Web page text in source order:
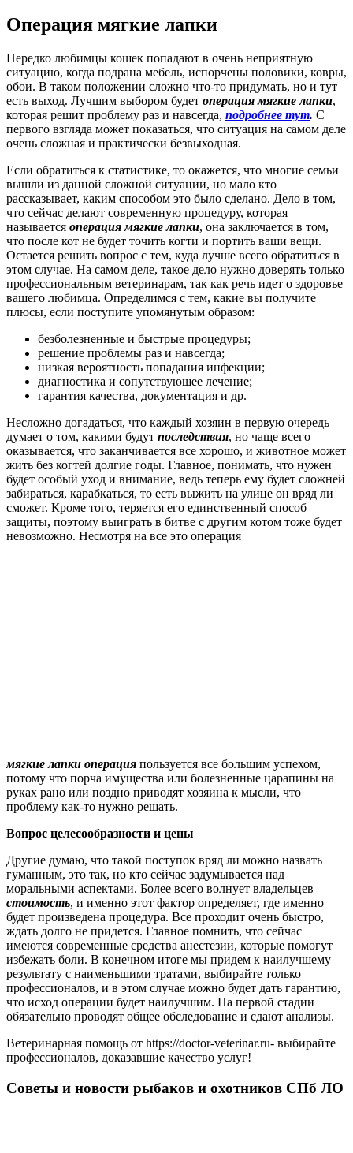
Операция мягкие лапки
Нередко любимцы кошек попадают в очень неприятную
ситуацию, когда подрана мебель, испорчены половики, ковры,
обои. В таком положении сложно что-то придумать, но и тут
есть выход. Лучшим выбором будет операция мягкие лапки,
которая решит проблему раз и навсегда, подробнее тут. С
первого взгляда может показаться, что ситуация на самом деле
очень сложная и практически безвыходная.
Если обратиться к статистике, то окажется, что многие семьи
вышли из данной сложной ситуации, но мало кто
рассказывает, каким способом это было сделано. Дело в том,
что сейчас делают современную процедуру, которая
называется операция мягкие лапки, она заключается в том,
что после кот не будет точить когти и портить ваши вещи.
Остается решить вопрос с тем, куда лучше всего обратиться в
этом случае. На самом деле, такое дело нужно доверять только
профессиональным ветеринарам, так как речь идет о здоровье
вашего любимца. Определимся с тем, какие вы получите
плюсы, если поступите упомянутым образом:
безболезненные и быстрые процедуры;
решение проблемы раз и навсегда;
низкая вероятность попадания инфекции;
диагностика и сопутствующее лечение;
гарантия качества, документация и др.
Несложно догадаться, что каждый хозяин в первую очередь
думает о том, какими будут последствия, но чаще всего
оказывается, что заканчивается все хорошо, и животное может
жить без когтей долгие годы. Главное, понимать, что нужен
будет особый уход и внимание, ведь теперь ему будет сложней
забираться, карабкаться, то есть выжить на улице он вряд ли
сможет. Кроме того, теряется его единственный способ
защиты, поэтому выиграть в битве с другим котом тоже будет
невозможно. Несмотря на все это операция
мягкие лапки операция пользуется все большим успехом,
потому что порча имущества или болезненные царапины на
руках рано или поздно приводят хозяина к мысли, что
проблему как-то нужно решать.
Вопрос целесообразности и цены
Другие думаю, что такой поступок вряд ли можно назвать
гуманным, это так, но кто сейчас задумывается над
моральными аспектами. Более всего волнует владельцев
стоимость, и именно этот фактор определяет, где именно
будет произведена процедура. Все проходит очень быстро,
ждать долго не придется. Главное помнить, что сейчас
имеются современные средства анестезии, которые помогут
избежать боли. В конечном итоге мы придем к наилучшему
результату с наименьшими тратами, выбирайте только
профессионалов, и в этом случае можно будет дать гарантию,
что исход операции будет наилучшим. На первой стадии
обязательно проводят общее обследование и сдают анализы.
Ветеринарная помощь от https://doctor-veterinar.ru- выбирайте
профессионалов, доказавшие качество услуг!
Советы и новости рыбаков и охотников СПб ЛО